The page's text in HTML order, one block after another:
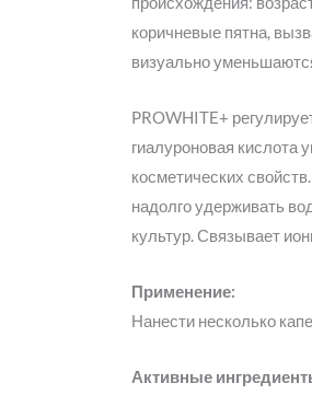
коричневые пятна,
визуально
PROWHITE+
гиалуроновая кислота
косметических
надолго удерживать
культур. Связывает
Применение:
Нанести несколько
Активные